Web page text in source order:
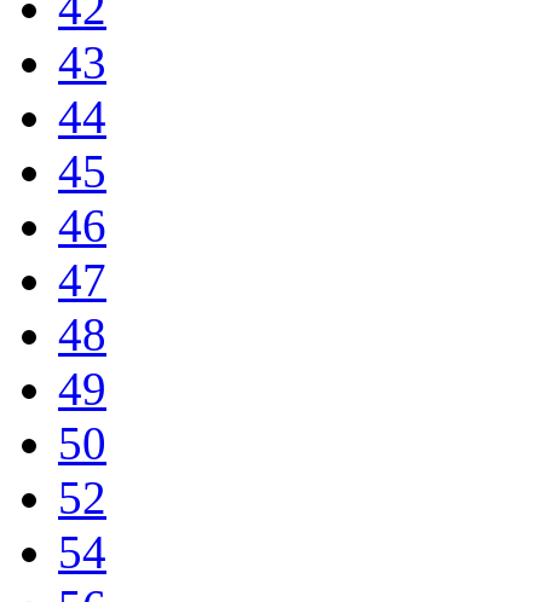
43
44
45
46
47
48
49
50
52
54